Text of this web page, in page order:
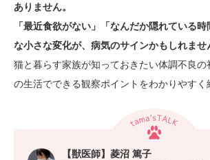
ありません。
「最近食欲がない」「なんだか隠れている
な小さな変化が、病気のサインかもしれませ
猫と暮らす家族が知っておきたい体調不良の
の生活でできる観察ポイントをわかりやすく
【獣医師】菱沼 篤子